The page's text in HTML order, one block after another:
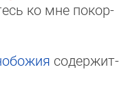
ко мне по­кор­
со­дер­жит­